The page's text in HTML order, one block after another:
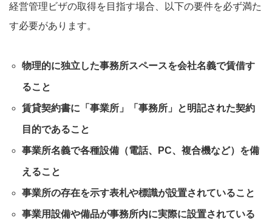
経営管理ビザの取得を目指す場合、以下の要件を必ず満た
す必要があります。
物理的に独立した事務所スペースを会社名義で賃借す
ること
賃貸契約書に「事業所」「事務所」と明記された契約
目的であること
事業所名義で各種設備（電話、PC、複合機など）を備
えること
事業所の存在を示す表札や標識が設置されていること
事業用設備や備品が事務所内に実際に設置されている